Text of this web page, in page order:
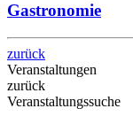
Gastronomie
zurück
Veranstaltungen
zurück
Veranstaltungssuche